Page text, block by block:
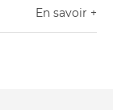
En savoir +